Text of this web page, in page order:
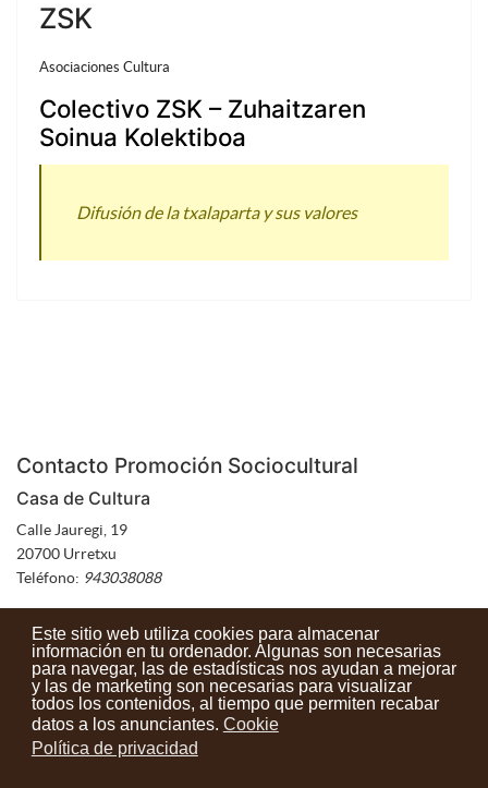
Este sitio web utiliza cookies para almacenar
información en tu ordenador. Algunas son necesarias
para navegar, las de estadísticas nos ayudan a mejorar
y las de marketing son necesarias para visualizar
todos los contenidos, al tiempo que permiten recabar
datos a los anunciantes. Cookie
Política de privacidad
ZSK
Asociaciones Cultura
Colectivo ZSK – Zuhaitzaren
Soinua Kolektiboa
Difusión de la txalaparta y sus valores
Contacto Promoción Sociocultural
Casa de Cultura
Calle Jauregi, 19
20700 Urretxu
Teléfono: 943038088
Contactos Condiciones de uso Aviso legal
Noticias
Tu opinión cuenta